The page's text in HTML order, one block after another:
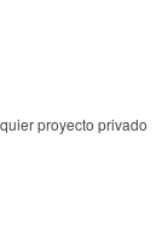
proyecto privado